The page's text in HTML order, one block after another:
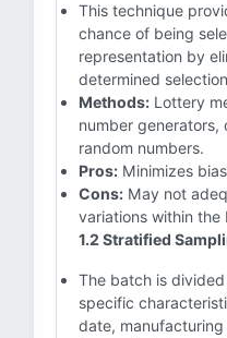
This technique
chance of being
representation by
determined
Methods: Lottery
number generators,
random numbers.
Pros: Minimizes
Cons: May not
variations within the
1.2 Stratified
The batch is
specific
date,